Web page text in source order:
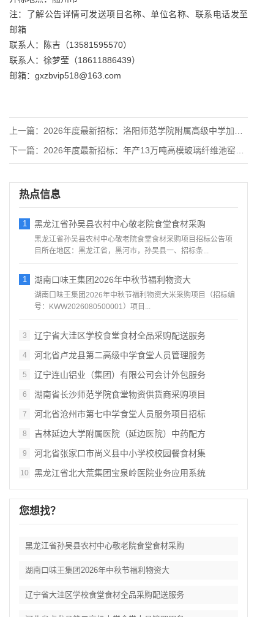
注：了解公告详情可发送项目名称、单位名称、联系电话发至
邮箱
联系人：陈吉（13581595570）
联系人：徐梦莹（18611886439）
邮箱：gxzbvip518@163.com
上一篇： 2026年度最新招标：洛阳师范学院附属高级中学加装存贮服务器
下一篇： 2026年度最新招标：年产13万吨高模玻璃纤维池窑拉丝生产线
热点信息
1 黑龙江省孙吴县农村中心敬老院食堂食材采购
黑龙江省孙吴县农村中心敬老院食堂食材采购项目招标公告项
目所在地区：黑龙江省，黑河市，孙吴县一、招标条...
1 湖南口味王集团2026年中秋节福利物资大
湖南口味王集团2026年中秋节福利物资大米采购项目（招标编
号：KWW2026080500001）项目...
3 辽宁省大洼区学校食堂食材全品采购配送服务
4 河北省卢龙县第二高级中学食堂人员管理服务
5 辽宁连山铝业（集团）有限公司会计外包服务
6 湖南省长沙师范学院食堂物资供货商采购项目
7 河北省沧州市第七中学食堂人员服务项目招标
8 吉林延边大学附属医院（延边医院）中药配方
9 河北省张家口市尚义县中小学校校园餐食材集
10 黑龙江省北大荒集团宝泉岭医院业务应用系统
您想找？
黑龙江省孙吴县农村中心敬老院食堂食材采购
湖南口味王集团2026年中秋节福利物资大
辽宁省大洼区学校食堂食材全品采购配送服务